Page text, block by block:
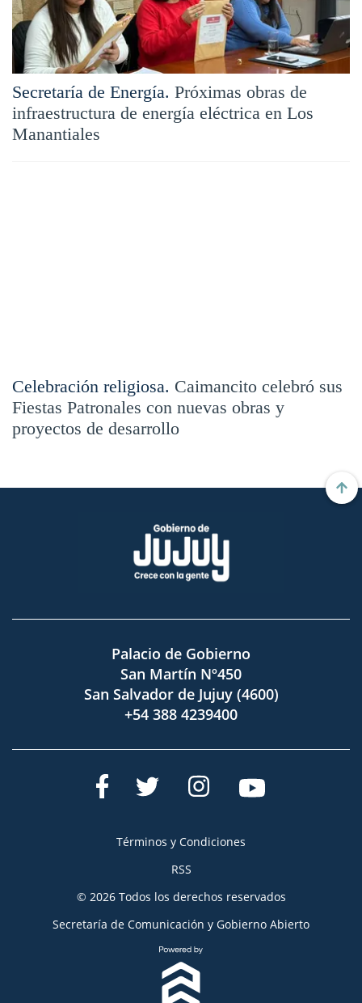
Secretaría de Energía. Próximas obras de
infraestructura de energía eléctrica en Los
Manantiales
Celebración religiosa. Caimancito celebró sus
Fiestas Patronales con nuevas obras y
proyectos de desarrollo
Palacio de Gobierno
San Martín Nº450
San Salvador de Jujuy (4600)
+54 388 4239400
Términos y Condiciones
RSS
© 2026 Todos los derechos reservados
Secretaría de Comunicación y Gobierno Abierto